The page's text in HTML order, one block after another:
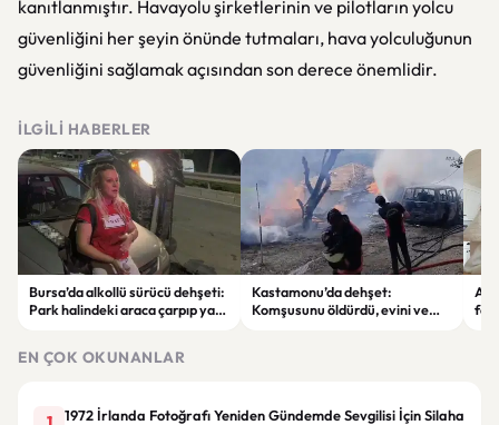
kanıtlanmıştır. Havayolu şirketlerinin ve pilotların yolcu
güvenliğini her şeyin önünde tutmaları, hava yolculuğunun
güvenliğini sağlamak açısından son derece önemlidir.
İLGILI HABERLER
Bursa’da alkollü sürücü dehşeti:
Park halindeki araca çarpıp yan
Kastamonu’da dehşet:
Komşusunu öldürdü, evini ve
EN ÇOK OKUNANLAR
1972 İrlanda Fotoğrafı Yeniden Gündemde Sevgilisi İçin Silaha